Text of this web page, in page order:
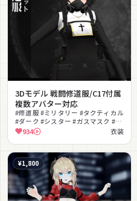
3Dモデル 戦闘修道服/C17付属
複数アバター対応
#修道服 #ミリタリー #タクティカル
#ダーク #シスター #ガスマスク #ハ
ーネス #十字架 #ハンドガン #クー
934 衣装
¥1,800